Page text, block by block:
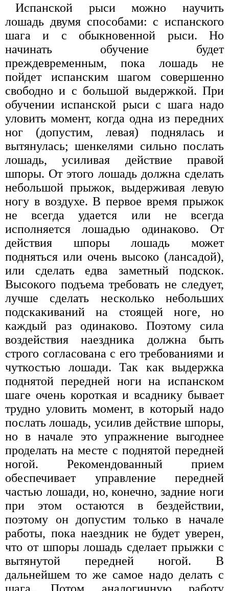
Испанской рыси можно научить
лошадь двумя способами: с испанского
шага и с обыкновенной рыси. Но
начинать обучение будет
преждевременным, пока лошадь не
пойдет испанским шагом совершенно
свободно и с большой выдержкой. При
обучении испанской рыси с шага надо
уловить момент, когда одна из передних
ног (допустим, левая) поднялась и
вытянулась; шенкелями сильно послать
лошадь, усиливая действие правой
шпоры. От этого лошадь должна сделать
небольшой прыжок, выдерживая левую
ногу в воздухе. В первое время прыжок
не всегда удается или не всегда
исполняется лошадью одинаково. От
действия шпоры лошадь может
подняться или очень высоко (лансадой),
или сделать едва заметный подскок.
Высокого подъема требовать не следует,
лучше сделать несколько небольших
подскакиваний на стоящей ноге, но
каждый раз одинаково. Поэтому сила
воздействия наездника должна быть
строго согласована с его требованиями и
чуткостью лошади. Так как выдержка
поднятой передней ноги на испанском
шаге очень короткая и всаднику бывает
трудно уловить момент, в который надо
послать лошадь, усилив действие шпоры,
но в начале это упражнение выгоднее
проделать на месте с поднятой передней
ногой. Рекомендованный прием
обеспечивает управление передней
частью лошади, но, конечно, задние ноги
при этом остаются в бездействии,
поэтому он допустим только в начале
работы, пока наездник не будет уверен,
что от шпоры лошадь сделает прыжки с
вытянутой передней ногой. В
дальнейшем то же самое надо делать с